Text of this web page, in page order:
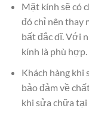
Mặt kính sẽ có
đó chỉ nên thay
bất đắc dĩ. Với
kính là phù hợp.
Khách hàng
bảo đảm về
khi sửa chữa